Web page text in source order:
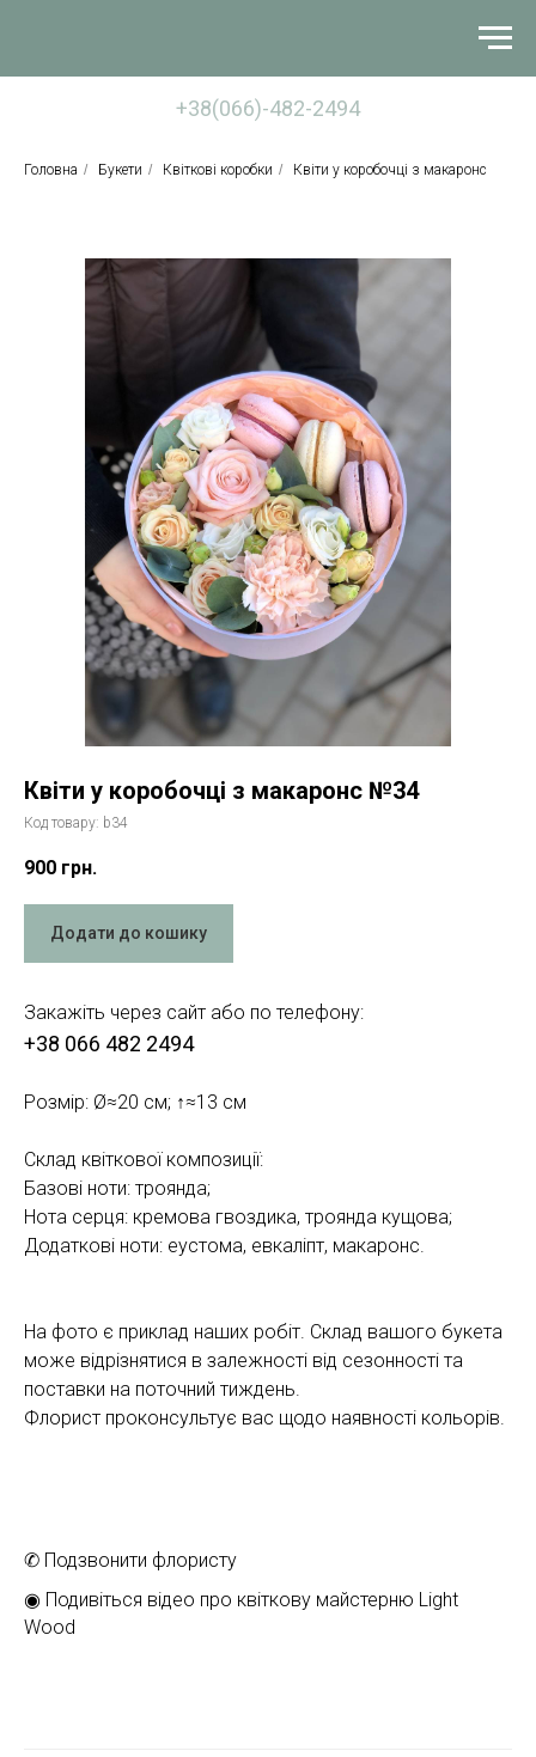
+38(066)-482-2494
Головна / Букети / Квіткові коробки / Квіти у коробочці з макаронс
Квіти у коробочці з макаронс №34
Код товару: b34
900 грн.
Додати до кошику
Закажіть через сайт або по телефону:
+38 066 482 2494
Розмір: Ø≈20 см; ↑≈13 см
Склад квіткової композиції:
Базові ноти: троянда;
Нота серця: кремова гвоздика, троянда кущова;
Додаткові ноти: еустома, евкаліпт, макаронс.
На фото є приклад наших робіт. Склад вашого букета
може відрізнятися в залежності від сезонності та
поставки на поточний тиждень.
Флорист проконсультує вас щодо наявності кольорів.
✆ Подзвонити флористу
◉ Подивіться відео про квіткову майстерню Light
Wood